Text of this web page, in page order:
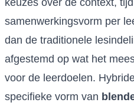
keuzes over de context,
samenwerkingsvorm per
dan de traditionele
afgestemd op wat het
voor de leerdoelen.
specifieke vorm van